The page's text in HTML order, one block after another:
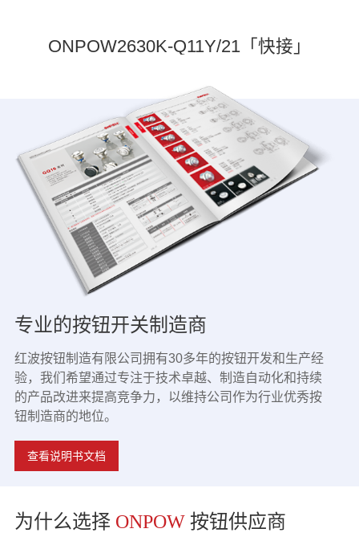
ONPOW2630K-Q11Y/21「快接」
专业的按钮开关制造商
红波按钮制造有限公司拥有30多年的按钮开发和生产经
验，我们希望通过专注于技术卓越、制造自动化和持续
的产品改进来提高竞争力，以维持公司作为行业优秀按
钮制造商的地位。
查看说明书文档
为什么选择 ONPOW按钮供应商